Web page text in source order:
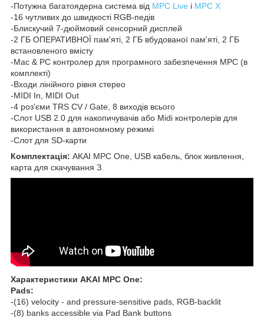
-Потужна багатоядерна система від MPC Live і MPC X
-16 чутливих до швидкості RGB-педів
-Блискучий 7-дюймовий сенсорний дисплей
-2 ГБ ОПЕРАТИВНОЇ пам'яті, 2 ГБ вбудованої пам'яті, 2 ГБ
встановленого вмісту
-Mac & PC контролер для програмного забезпечення MPC (в
комплекті)
-Входи лінійного рівня стерео
-MIDI In, MIDI Out
-4 роз'єми TRS CV / Gate, 8 виходів всього
-Слот USB 2.0 для накопичувачів або Midi контролерів для
використання в автономному режимі
-Слот для SD-карти
Комплектація: AKAI MPC One, USB кабель, блок живлення,
карта для скачування З.
Характеристики AKAI MPC One:
Pads:
-(16) velocity - and pressure-sensitive pads, RGB-backlit
-(8) banks accessible via Pad Bank buttons